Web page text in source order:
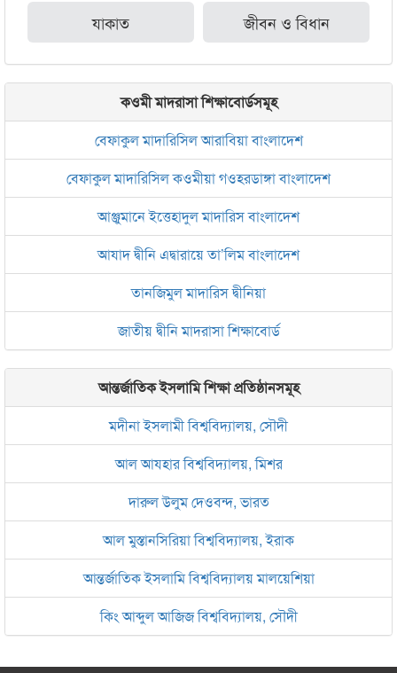
যাকাত জীবন ও বিধান
কওমী মাদরাসা শিক্ষাবোর্ডসমূহ
বেফাকুল মাদারিসিল আরাবিয়া বাংলাদেশ
বেফাকুল মাদারিসিল কওমীয়া গওহরডাঙ্গা বাংলাদেশ
আঞ্জুমানে ইত্তেহাদুল মাদারিস বাংলাদেশ
আযাদ দ্বীনি এদ্বারায়ে তা’লিম বাংলাদেশ
তানজিমুল মাদারিস দ্বীনিয়া
জাতীয় দ্বীনি মাদরাসা শিক্ষাবোর্ড
আন্তর্জাতিক ইসলামি শিক্ষা প্রতিষ্ঠানসমূহ
মদীনা ইসলামী বিশ্ববিদ্যালয়, সৌদী
আল আযহার বিশ্ববিদ্যালয়, মিশর
দারুল উলুম দেওবন্দ, ভারত
আল মুস্তানসিরিয়া বিশ্ববিদ্যালয়, ইরাক
আন্তর্জাতিক ইসলামি বিশ্ববিদ্যালয় মালয়েশিয়া
কিং আব্দুল আজিজ বিশ্ববিদ্যালয়, সৌদী